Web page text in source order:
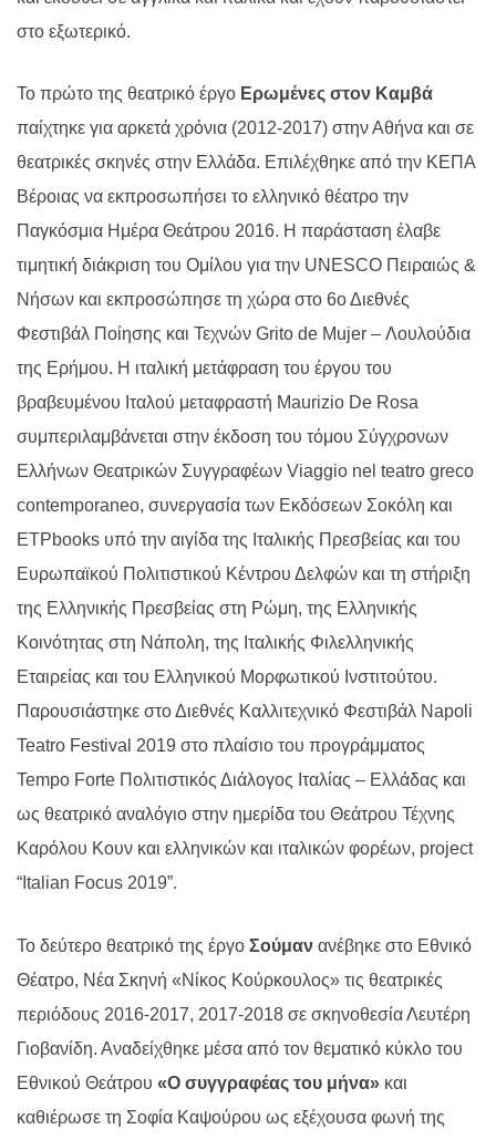
στο εξωτερικό.
Το πρώτο της θεατρικό έργο Ερωμένες στον Καμβά
παίχτηκε για αρκετά χρόνια (2012-2017) στην Αθήνα και σε
θεατρικές σκηνές στην Ελλάδα. Επιλέχθηκε από την ΚΕΠΑ
Βέροιας να εκπροσωπήσει το ελληνικό θέατρο την
Παγκόσμια Ημέρα Θεάτρου 2016. Η παράσταση έλαβε
τιμητική διάκριση του Ομίλου για την UNESCO Πειραιώς &
Νήσων και εκπροσώπησε τη χώρα στο 6ο Διεθνές
Φεστιβάλ Ποίησης και Τεχνών Grito de Mujer – Λουλούδια
της Ερήμου. Η ιταλική μετάφραση του έργου του
βραβευμένου Ιταλού μεταφραστή Maurizio De Rosa
συμπεριλαμβάνεται στην έκδοση του τόμου Σύγχρονων
Ελλήνων Θεατρικών Συγγραφέων Viaggio nel teatro greco
contemporaneo, συνεργασία των Εκδόσεων Σοκόλη και
ΕΤPbooks υπό την αιγίδα της Ιταλικής Πρεσβείας και του
Ευρωπαϊκού Πολιτιστικού Κέντρου Δελφών και τη στήριξη
της Ελληνικής Πρεσβείας στη Ρώμη, της Ελληνικής
Κοινότητας στη Νάπολη, της Ιταλικής Φιλελληνικής
Εταιρείας και του Ελληνικού Μορφωτικού Ινστιτούτου.
Παρουσιάστηκε στο Διεθνές Καλλιτεχνικό Φεστιβάλ Napoli
Teatro Festival 2019 στο πλαίσιο του προγράμματος
Tempo Forte Πολιτιστικός Διάλογος Ιταλίας – Ελλάδας και
ως θεατρικό αναλόγιο στην ημερίδα του Θεάτρου Τέχνης
Καρόλου Κουν και ελληνικών και ιταλικών φορέων, project
“ Italian Focus 2019”.
Το δεύτερο θεατρικό της έργο Σούμαν ανέβηκε στο Εθνικό
Θέατρο, Νέα Σκηνή «Νίκος Κούρκουλος» τις θεατρικές
περιόδους 2016-2017, 2017-2018 σε σκηνοθεσία Λευτέρη
Γιοβανίδη. Αναδείχθηκε μέσα από τον θεματικό κύκλο του
Εθνικού Θεάτρου «Ο συγγραφέας του μήνα» και
καθιέρωσε τη Σοφία Καψούρου ως εξέχουσα φωνή της